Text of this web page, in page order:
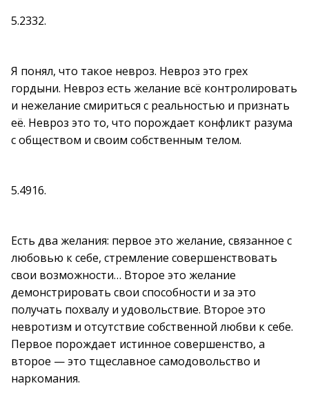
5.2332.
Я понял, что такое невроз. Невроз это грех
гордыни. Невроз есть желание всё контролировать
и нежелание смириться с реальностью и признать
её. Невроз это то, что порождает конфликт разума
с обществом и своим собственным телом.
5.4916.
Есть два желания: первое это желание, связанное с
любовью к себе, стремление совершенствовать
свои возможности… Второе это желание
демонстрировать свои способности и за это
получать похвалу и удовольствие. Второе это
невротизм и отсутствие собственной любви к себе.
Первое порождает истинное совершенство, а
второе — это тщеславное самодовольство и
наркомания.